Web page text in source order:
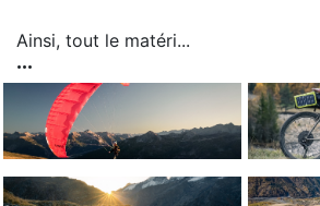
Ainsi, tout le matéri...